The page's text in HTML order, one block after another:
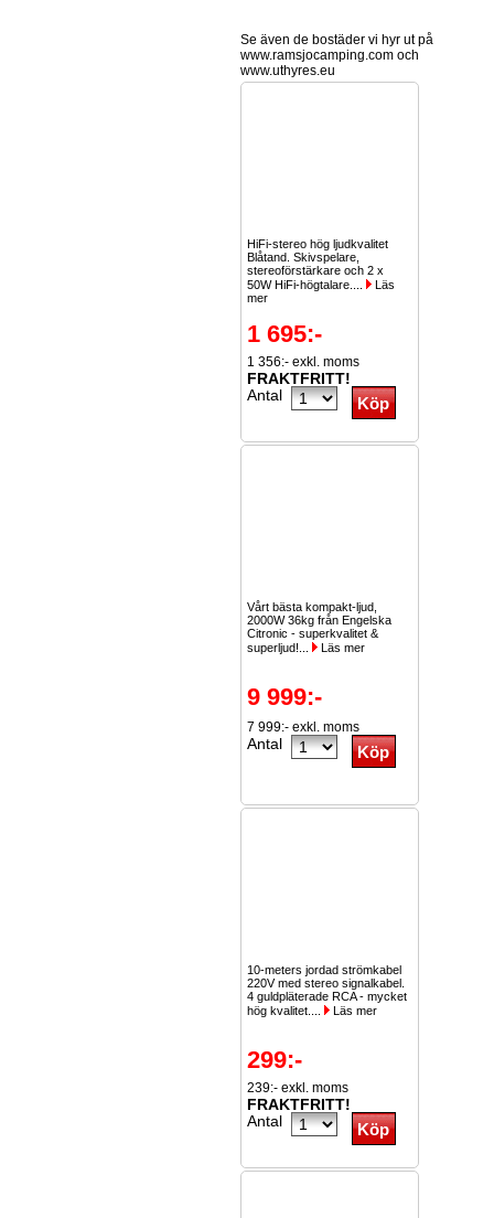
Se även de bostäder vi hyr ut på
www.ramsjocamping.com och
www.uthyres.eu
HiFi-stereo hög ljudkvalitet
Blåtand. Skivspelare,
stereoförstärkare och 2 x
50W HiFi-högtalare....
Läs
mer
1 695:-
1 356:- exkl. moms
FRAKTFRITT!
Antal
Vårt bästa kompakt-ljud,
2000W 36kg från Engelska
Citronic - superkvalitet &
superljud!...
Läs mer
9 999:-
7 999:- exkl. moms
Antal
10-meters jordad strömkabel
220V med stereo signalkabel.
4 guldpläterade RCA - mycket
hög kvalitet....
Läs mer
299:-
239:- exkl. moms
FRAKTFRITT!
Antal